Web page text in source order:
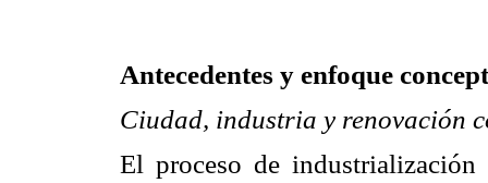
Antecedentes y enfoque
Ciudad, industria y renovación
El proceso de industrialización